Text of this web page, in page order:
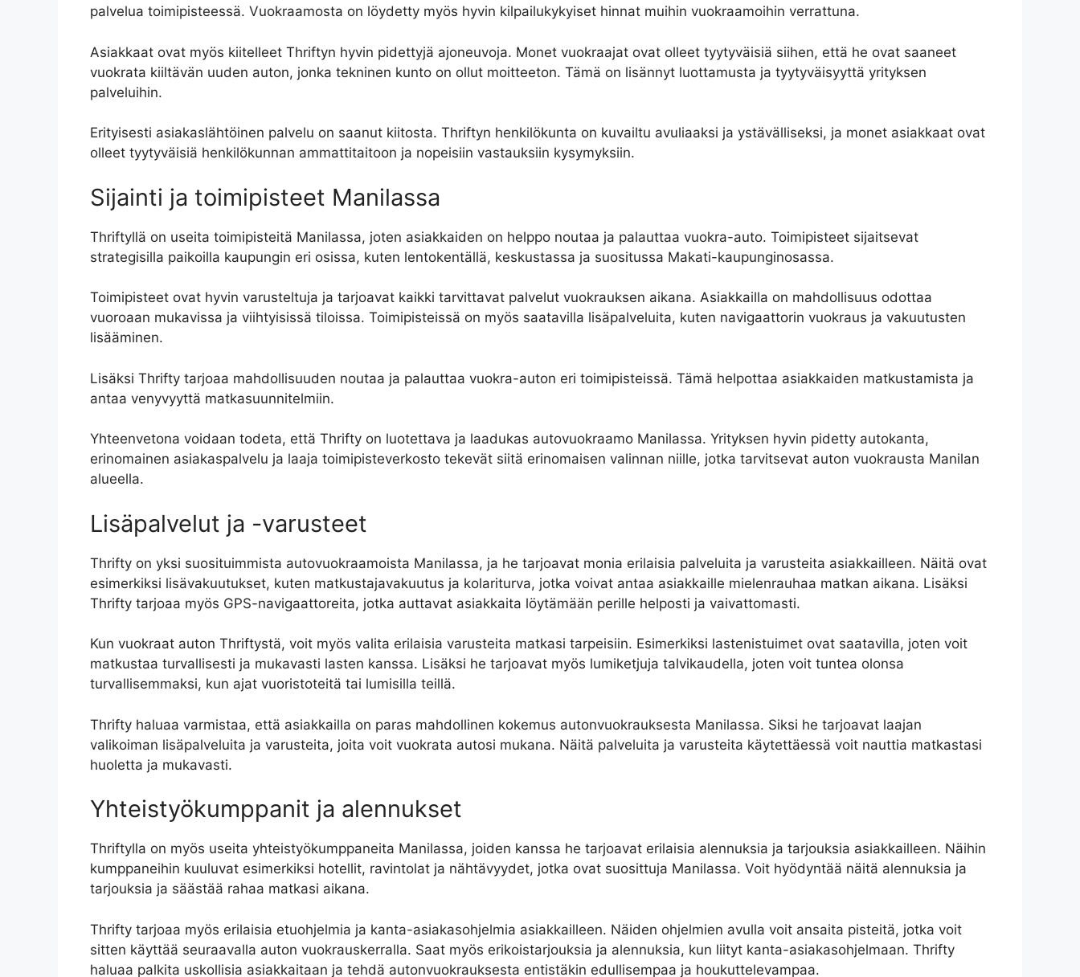
palvelua toimipisteessä. Vuokraamosta on löydetty myös hyvin kilpailukykyiset hinnat muihin vuokraamoihin verrattuna.
Asiakkaat ovat myös kiitelleet Thriftyn hyvin pidettyjä ajoneuvoja. Monet vuokraajat ovat olleet tyytyväisiä siihen, että he ovat saaneet
vuokrata kiiltävän uuden auton, jonka tekninen kunto on ollut moitteeton. Tämä on lisännyt luottamusta ja tyytyväisyyttä yrityksen
palveluihin.
Erityisesti asiakaslähtöinen palvelu on saanut kiitosta. Thriftyn henkilökunta on kuvailtu avuliaaksi ja ystävälliseksi, ja monet asiakkaat ovat
olleet tyytyväisiä henkilökunnan ammattitaitoon ja nopeisiin vastauksiin kysymyksiin.
Sijainti ja toimipisteet Manilassa
Thriftyllä on useita toimipisteitä Manilassa, joten asiakkaiden on helppo noutaa ja palauttaa vuokra-auto. Toimipisteet sijaitsevat
strategisilla paikoilla kaupungin eri osissa, kuten lentokentällä, keskustassa ja suositussa Makati-kaupunginosassa.
Toimipisteet ovat hyvin varusteltuja ja tarjoavat kaikki tarvittavat palvelut vuokrauksen aikana. Asiakkailla on mahdollisuus odottaa
vuoroaan mukavissa ja viihtyisissä tiloissa. Toimipisteissä on myös saatavilla lisäpalveluita, kuten navigaattorin vuokraus ja vakuutusten
lisääminen.
Lisäksi Thrifty tarjoaa mahdollisuuden noutaa ja palauttaa vuokra-auton eri toimipisteissä. Tämä helpottaa asiakkaiden matkustamista ja
antaa venyvyyttä matkasuunnitelmiin.
Yhteenvetona voidaan todeta, että Thrifty on luotettava ja laadukas autovuokraamo Manilassa. Yrityksen hyvin pidetty autokanta,
erinomainen asiakaspalvelu ja laaja toimipisteverkosto tekevät siitä erinomaisen valinnan niille, jotka tarvitsevat auton vuokrausta Manilan
alueella.
Lisäpalvelut ja -varusteet
Thrifty on yksi suosituimmista autovuokraamoista Manilassa, ja he tarjoavat monia erilaisia palveluita ja varusteita asiakkailleen. Näitä ovat
esimerkiksi lisävakuutukset, kuten matkustajavakuutus ja kolariturva, jotka voivat antaa asiakkaille mielenrauhaa matkan aikana. Lisäksi
Thrifty tarjoaa myös GPS-navigaattoreita, jotka auttavat asiakkaita löytämään perille helposti ja vaivattomasti.
Kun vuokraat auton Thriftystä, voit myös valita erilaisia varusteita matkasi tarpeisiin. Esimerkiksi lastenistuimet ovat saatavilla, joten voit
matkustaa turvallisesti ja mukavasti lasten kanssa. Lisäksi he tarjoavat myös lumiketjuja talvikaudella, joten voit tuntea olonsa
turvallisemmaksi, kun ajat vuoristoteitä tai lumisilla teillä.
Thrifty haluaa varmistaa, että asiakkailla on paras mahdollinen kokemus autonvuokrauksesta Manilassa. Siksi he tarjoavat laajan
valikoiman lisäpalveluita ja varusteita, joita voit vuokrata autosi mukana. Näitä palveluita ja varusteita käytettäessä voit nauttia matkastasi
huoletta ja mukavasti.
Yhteistyökumppanit ja alennukset
Thriftylla on myös useita yhteistyökumppaneita Manilassa, joiden kanssa he tarjoavat erilaisia alennuksia ja tarjouksia asiakkailleen. Näihin
kumppaneihin kuuluvat esimerkiksi hotellit, ravintolat ja nähtävyydet, jotka ovat suosittuja Manilassa. Voit hyödyntää näitä alennuksia ja
tarjouksia ja säästää rahaa matkasi aikana.
Thrifty tarjoaa myös erilaisia etuohjelmia ja kanta-asiakasohjelmia asiakkailleen. Näiden ohjelmien avulla voit ansaita pisteitä, jotka voit
sitten käyttää seuraavalla auton vuokrauskerralla. Saat myös erikoistarjouksia ja alennuksia, kun liityt kanta-asiakasohjelmaan. Thrifty
haluaa palkita uskollisia asiakkaitaan ja tehdä autonvuokrauksesta entistäkin edullisempaa ja houkuttelevampaa.